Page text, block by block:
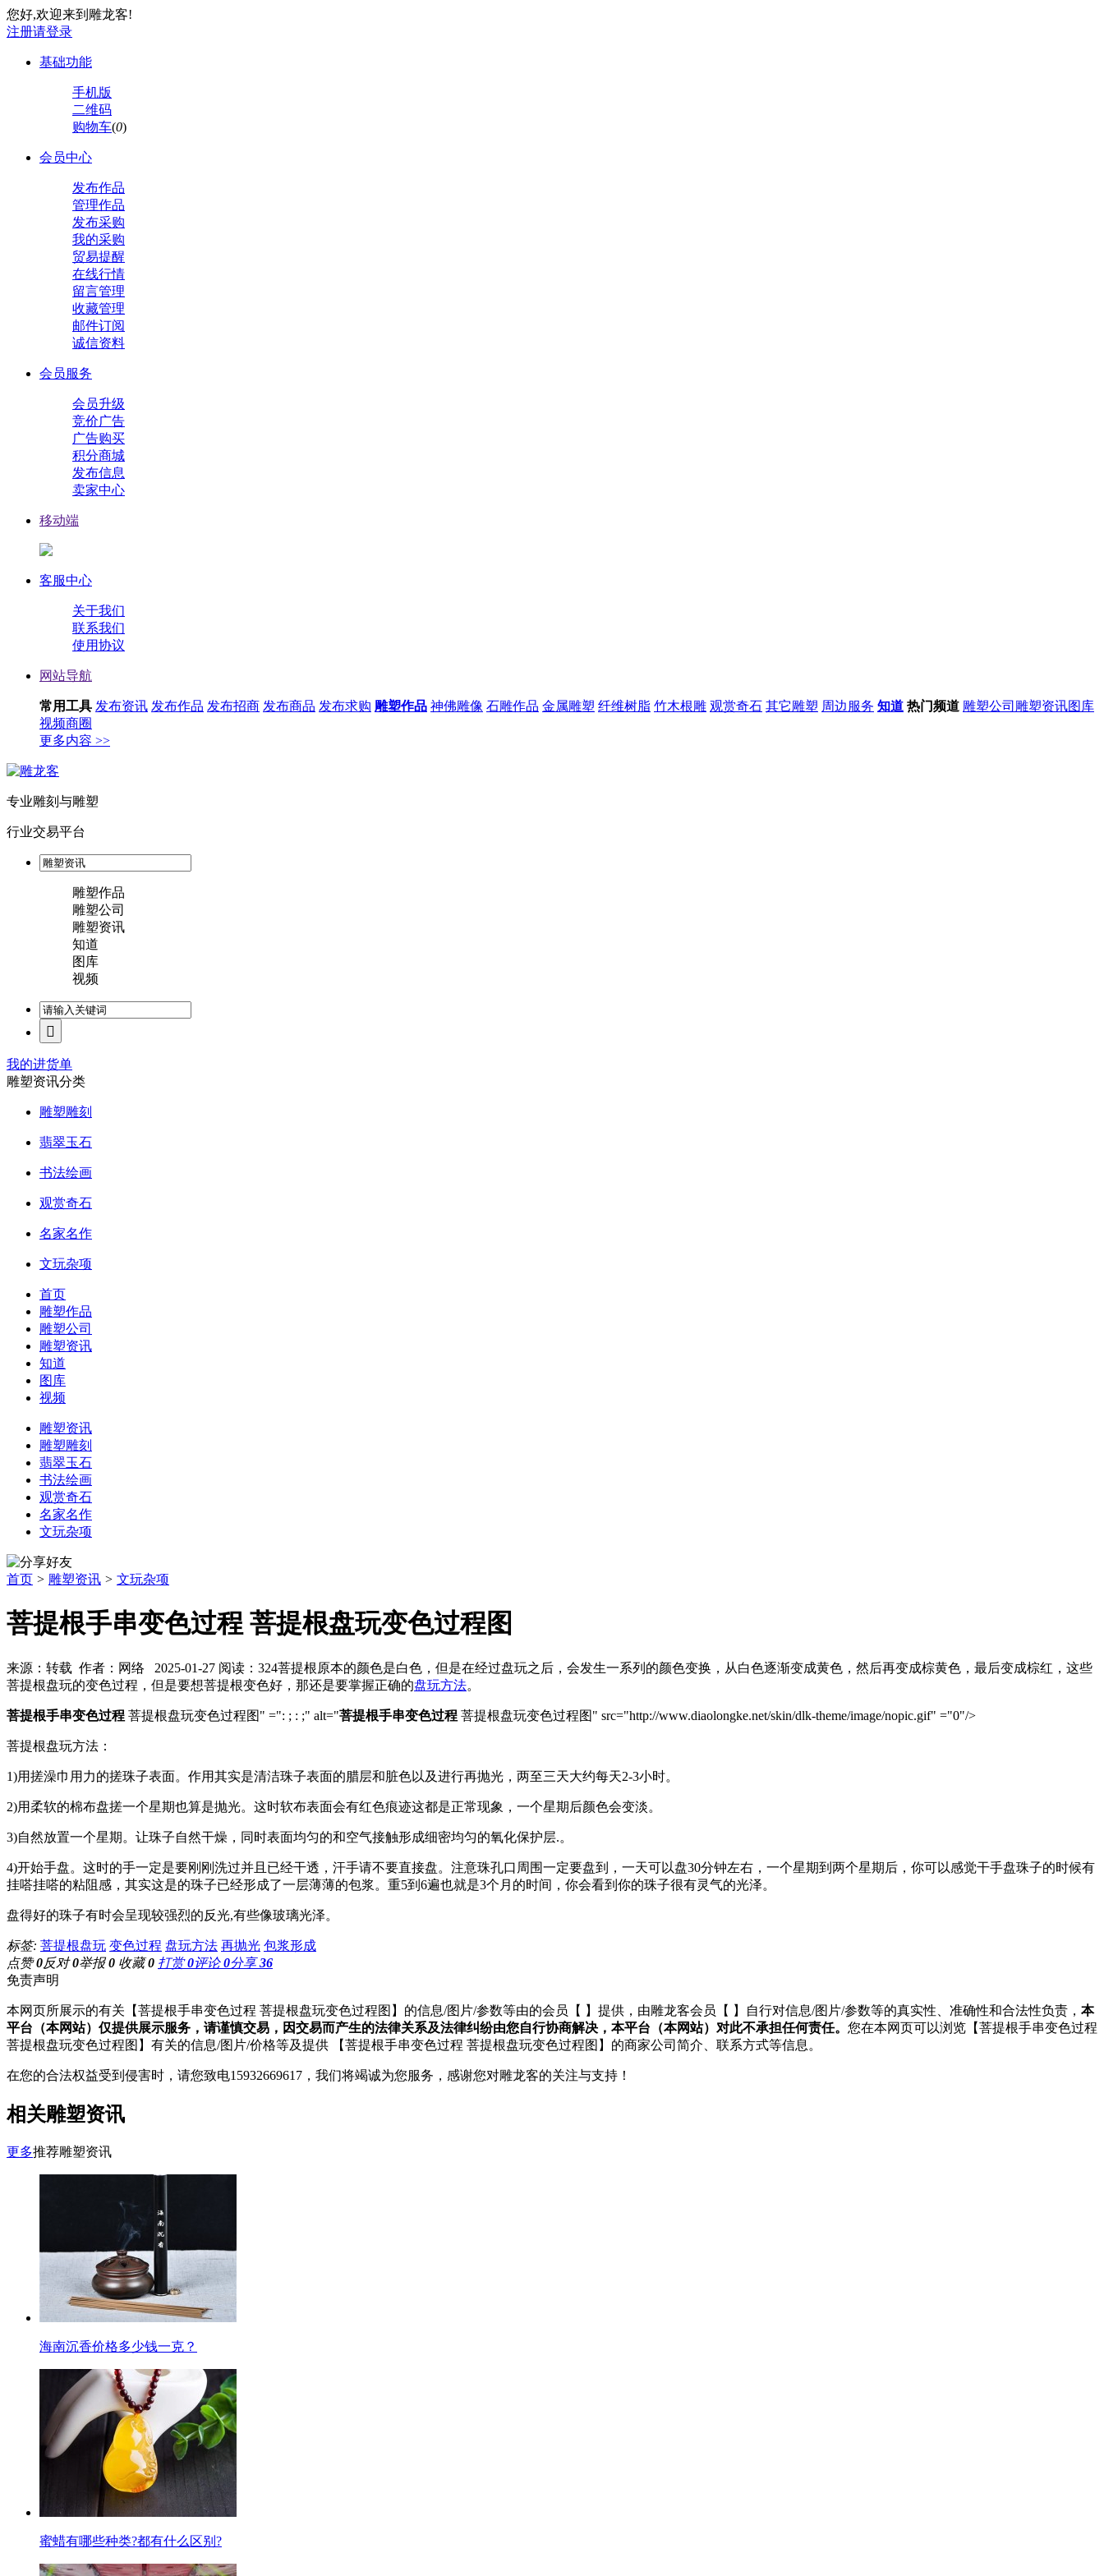
您好,欢迎来到雕龙客!
注册请登录
基础功能
手机版
二维码
购物车(0)
会员中心
发布作品
管理作品
发布采购
我的采购
贸易提醒
在线行情
留言管理
收藏管理
邮件订阅
诚信资料
会员服务
会员升级
竞价广告
广告购买
积分商城
发布信息
卖家中心
移动端
客服中心
关于我们
联系我们
使用协议
网站导航
常用工具 发布资讯 发布作品 发布招商 发布商品 发布求购 雕塑作品 神佛雕像 石雕作品 金属雕塑 纤维树脂 竹木根雕 观赏奇石 其它雕塑 周边服务 知道 热门频道 雕塑公司 雕塑资讯图库
视频商圈
更多内容 >>
专业雕刻与雕塑
行业交易平台
雕塑作品
雕塑公司
雕塑资讯
知道
图库
视频
我的进货单
雕塑资讯分类
雕塑雕刻
翡翠玉石
书法绘画
观赏奇石
名家名作
文玩杂项
首页
雕塑作品
雕塑公司
雕塑资讯
知道
图库
视频
雕塑资讯
雕塑雕刻
翡翠玉石
书法绘画
观赏奇石
名家名作
文玩杂项
首页 > 雕塑资讯 > 文玩杂项
菩提根手串变色过程 菩提根盘玩变色过程图
来源：转载 作者：网络 2025-01-27 阅读：324菩提根原本的颜色是白色，但是在经过盘玩之后，会发生一系列的颜色变换，从白色逐渐变成黄色，然后再变成棕黄色，最后变成棕红，这些
菩提根盘玩的变色过程，但是要想菩提根变色好，那还是要掌握正确的盘玩方法。
菩提根手串变色过程 菩提根盘玩变色过程图" =": ; : ;" alt="菩提根手串变色过程 菩提根盘玩变色过程图" src="http://www.diaolongke.net/skin/dlk-theme/image/nopic.gif" ="0"/>
菩提根盘玩方法：
1)用搓澡巾用力的搓珠子表面。作用其实是清洁珠子表面的腊层和脏色以及进行再抛光，两至三天大约每天2-3小时。
2)用柔软的棉布盘搓一个星期也算是抛光。这时软布表面会有红色痕迹这都是正常现象，一个星期后颜色会变淡。
3)自然放置一个星期。让珠子自然干燥，同时表面均匀的和空气接触形成细密均匀的氧化保护层.。
4)开始手盘。这时的手一定是要刚刚洗过并且已经干透，汗手请不要直接盘。注意珠孔口周围一定要盘到，一天可以盘30分钟左右，一个星期到两个星期后，你可以感觉干手盘珠子的时候有
挂嗒挂嗒的粘阻感，其实这是的珠子已经形成了一层薄薄的包浆。重5到6遍也就是3个月的时间，你会看到你的珠子很有灵气的光泽。
盘得好的珠子有时会呈现较强烈的反光,有些像玻璃光泽。
标签: 菩提根盘玩 变色过程 盘玩方法 再抛光 包浆形成
点赞0反对0举报0 收藏0 打赏0评论0分享36
免责声明
本网页所展示的有关【菩提根手串变色过程 菩提根盘玩变色过程图】的信息/图片/参数等由的会员【 】提供，由雕龙客会员【 】自行对信息/图片/参数等的真实性、准确性和合法性负责， 本
平台（本网站）仅提供展示服务，请谨慎交易，因交易而产生的法律关系及法律纠纷由您自行协商解决，本平台（本网站）对此不承担任何责任。 您在本网页可以浏览【菩提根手串变色过程
菩提根盘玩变色过程图】有关的信息/图片/价格等及提供 【菩提根手串变色过程 菩提根盘玩变色过程图】的商家公司简介、联系方式等信息。
在您的合法权益受到侵害时，请您致电15932669617，我们将竭诚为您服务，感谢您对雕龙客的关注与支持！
相关雕塑资讯
更多推荐雕塑资讯
海南沉香价格多少钱一克？
蜜蜡有哪些种类?都有什么区别?